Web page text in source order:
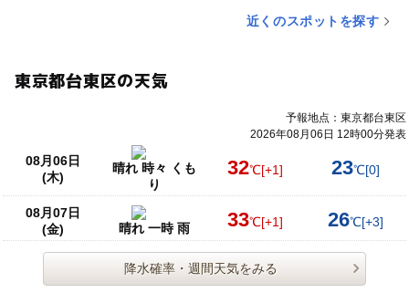
近くのスポットを探す
東京都台東区の天気
予報地点：東京都台東区
2026年08月06日 12時00分発表
08月06日
(木)
晴れ 時々 くも
り
32℃[+1] 23℃[0]
08月07日
(金)
晴れ 一時 雨 33℃[+1] 26℃[+3]
降水確率・週間天気をみる